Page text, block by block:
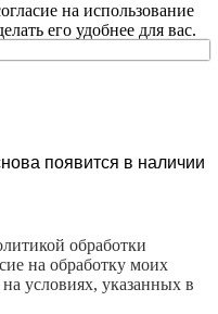
на использование
его удобнее для вас.
появится в наличии
обработки
на обработку моих
условиях, указанных в